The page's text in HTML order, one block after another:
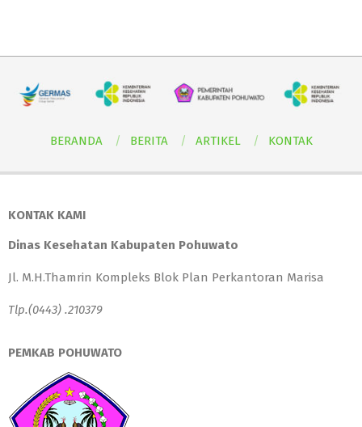
BERANDA BERITA ARTIKEL KONTAK
KONTAK KAMI
Dinas Kesehatan Kabupaten Pohuwato
Jl. M.H.Thamrin Kompleks Blok Plan Perkantoran Marisa
Tlp.(0443) .210379
PEMKAB POHUWATO